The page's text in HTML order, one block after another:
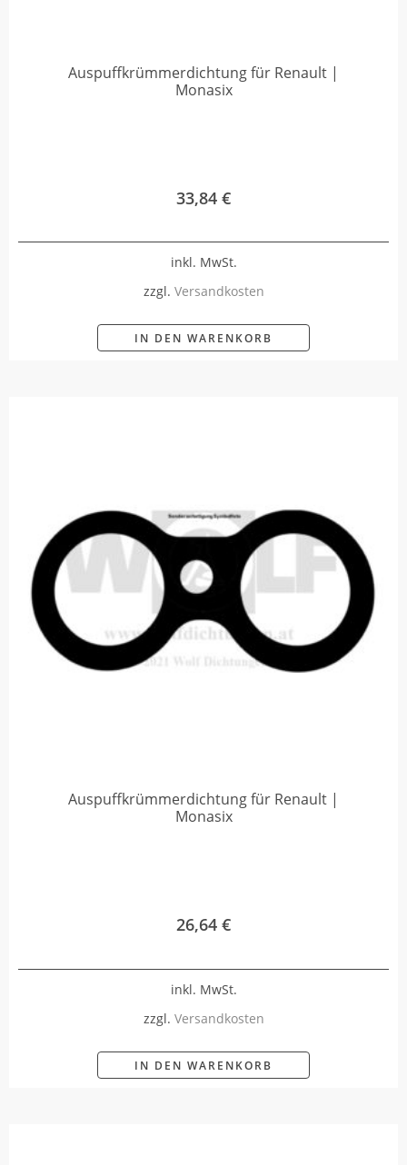
Auspuffkrümmerdichtung für Renault |
Monasix
33,84 €
inkl. MwSt.
zzgl. Versandkosten
IN DEN WARENKORB
Auspuffkrümmerdichtung für Renault |
Monasix
26,64 €
inkl. MwSt.
zzgl. Versandkosten
IN DEN WARENKORB